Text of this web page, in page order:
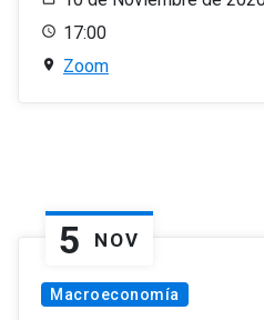
17:00
Zoom
5 NOV
Macroeconomía